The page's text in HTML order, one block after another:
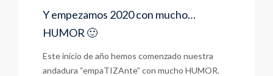
Y empezamos 2020 con mucho…
HUMOR 🙂
Este inicio de año hemos comenzado nuestra
andadura “empaTIZAnte” con mucho HUMOR.